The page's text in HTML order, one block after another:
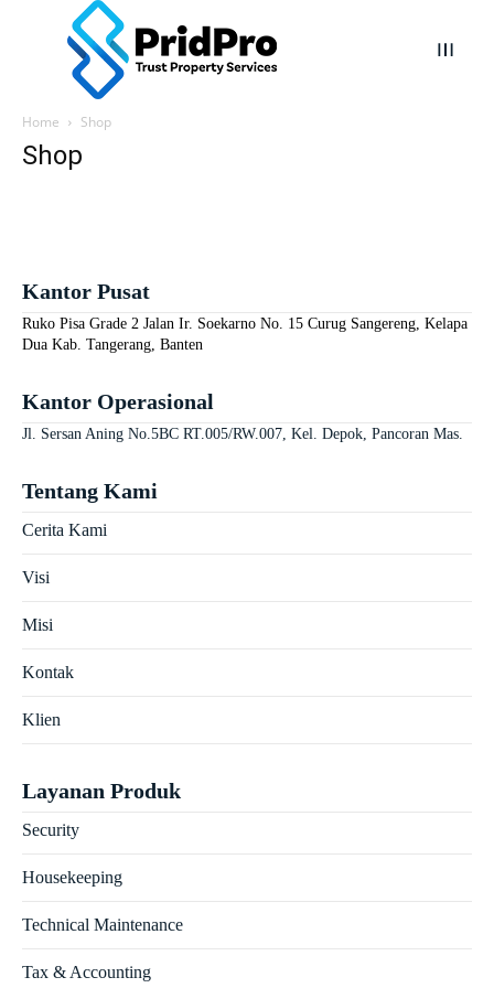
Home Shop
Shop
Kantor Pusat
Ruko Pisa Grade 2 Jalan Ir. Soekarno No. 15 Curug Sangereng, Kelapa
Dua Kab. Tangerang, Banten
Kantor Operasional
Jl. Sersan Aning No.5BC RT.005/RW.007, Kel. Depok, Pancoran Mas.
Tentang Kami
Cerita Kami
Visi
Misi
Kontak
Klien
Layanan Produk
Security
Housekeeping
Technical Maintenance
Tax & Accounting